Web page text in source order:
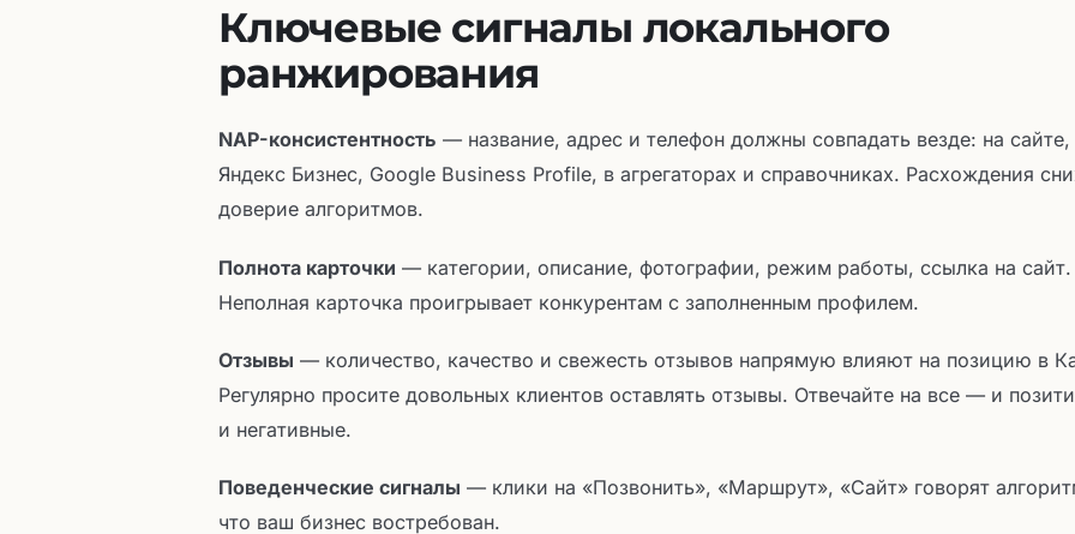
Ключевые сигналы локального
ранжирования
NAP-консистентность — название, адрес и телефон должны совпадать везде: на сайте,
Яндекс Бизнес, Google Business Profile, в агрегаторах и справочниках. Расхождения
доверие алгоритмов.
Полнота карточки — категории, описание, фотографии, режим работы, ссылка на сайт.
Неполная карточка проигрывает конкурентам с заполненным профилем.
Отзывы — количество, качество и свежесть отзывов напрямую влияют на позицию в
Регулярно просите довольных клиентов оставлять отзывы. Отвечайте на все — и
и негативные.
Поведенческие сигналы — клики на «Позвонить», «Маршрут», «Сайт» говорят
что ваш бизнес востребован.